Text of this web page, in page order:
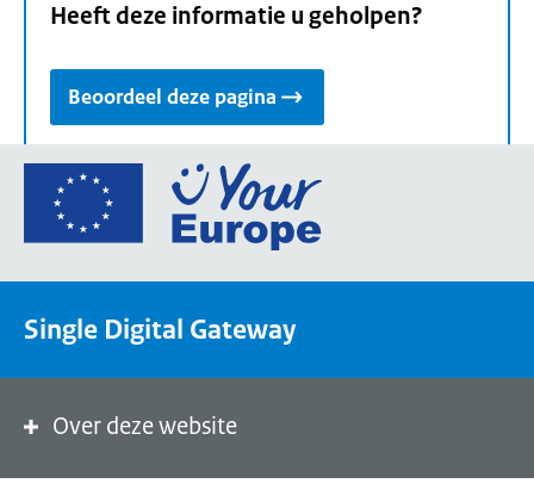
Heeft deze informatie u geholpen?
Beoordeel deze pagina
Ga
de
een
de
Single Digital Gateway
Over deze website